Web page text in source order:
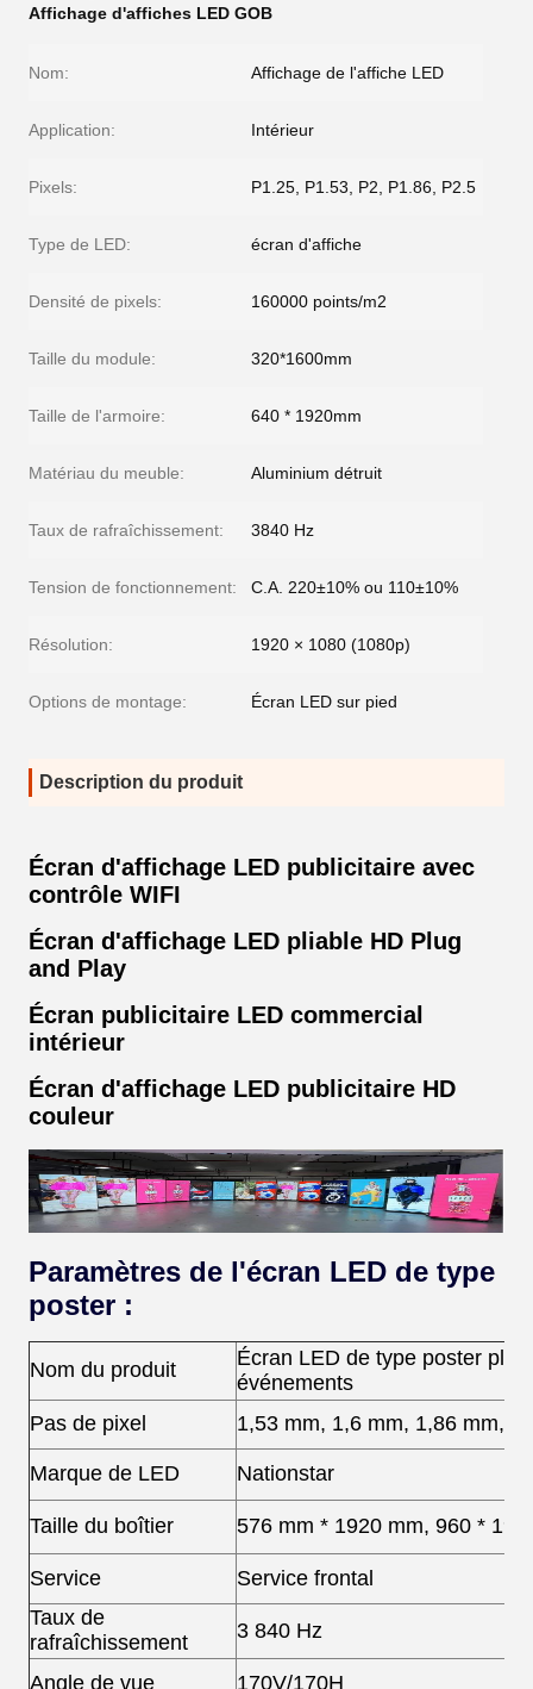
Affichage d'affiches LED GOB
Nom: Affichage de l'affiche LED
Application: Intérieur
Pixels: P1.25, P1.53, P2, P1.86, P2.5
Type de LED: écran d'affiche
Densité de pixels: 160000 points/m2
Taille du module: 320*1600mm
Taille de l'armoire: 640 * 1920mm
Matériau du meuble: Aluminium détruit
Taux de rafraîchissement: 3840 Hz
Tension de fonctionnement: C.A. 220±10% ou 110±10%
Résolution: 1920 × 1080 (1080p)
Options de montage: Écran LED sur pied
Description du produit
Écran d'affichage LED publicitaire avec
contrôle WIFI
Écran d'affichage LED pliable HD Plug
and Play
Écran publicitaire LED commercial
intérieur
Écran d'affichage LED publicitaire HD
couleur
Paramètres de l'écran LED de type
poster :
Nom du produit
Écran LED de type poster
événements
Pas de pixel
1,53 mm, 1,6 mm, 1,86 mm, 2
Marque de LED Nationstar
Taille du boîtier 576 mm * 1920 mm, 960 *
Service
Service frontal
Taux de
rafraîchissement
3 840 Hz
Angle de vue 170V/170H